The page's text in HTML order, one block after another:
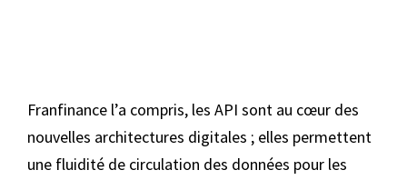
Franfinance l’a compris, les API sont au cœur des
nouvelles architectures digitales ; elles permettent
une fluidité de circulation des données pour les